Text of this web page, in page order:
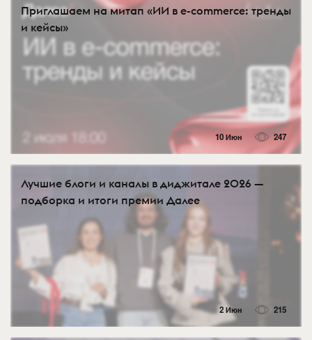
Приглашаем на митап «ИИ в e-commerce: тренды
и кейсы»
10 Июн 247
Лучшие блоги и каналы в диджитале 2026 —
подборка и итоги премии Далее
2 Июн 215